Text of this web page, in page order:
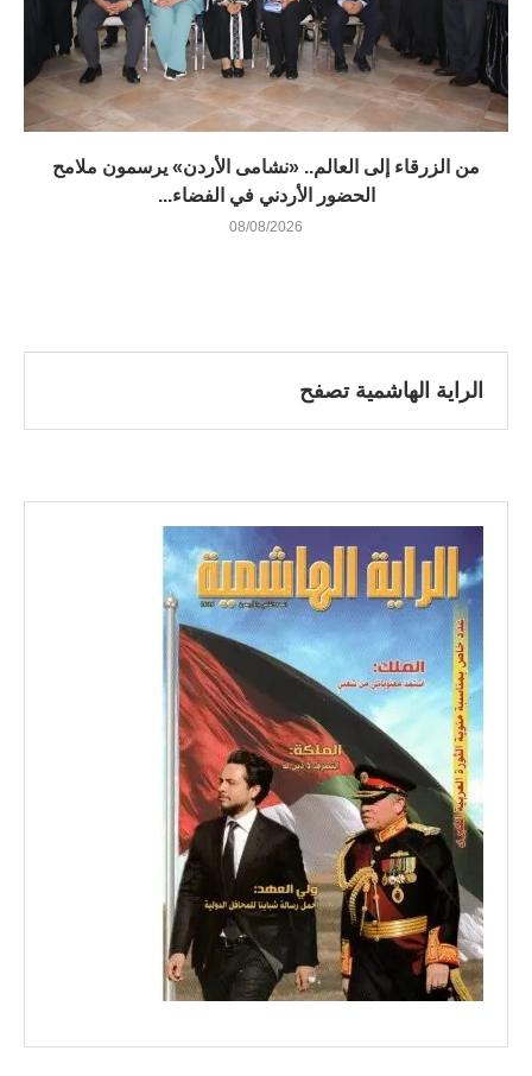
من الزرقاء إلى العالم.. «نشامى الأردن» يرسمون ملامح
الحضور الأردني في الفضاء...
08/08/2026
الراية الهاشمية تصفح